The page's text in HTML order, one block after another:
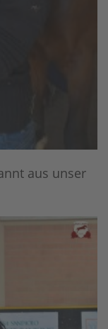
aus unser